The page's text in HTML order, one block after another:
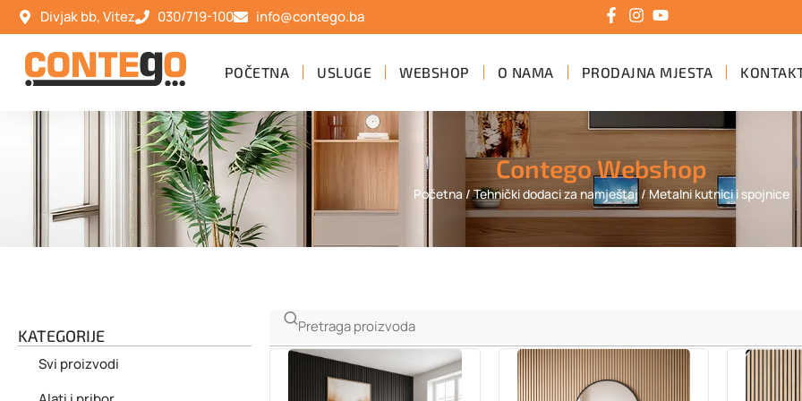
Divjak bb, Vitez 030/719-100 info@contego.ba
POČETNA USLUGE WEBSHOP O NAMA PRODAJNA MJESTA
Contego Webshop
Početna /Tehnički dodaci za namještaj / Metalni kutnici i spojnice
KATEGORIJE
Svi proizvodi